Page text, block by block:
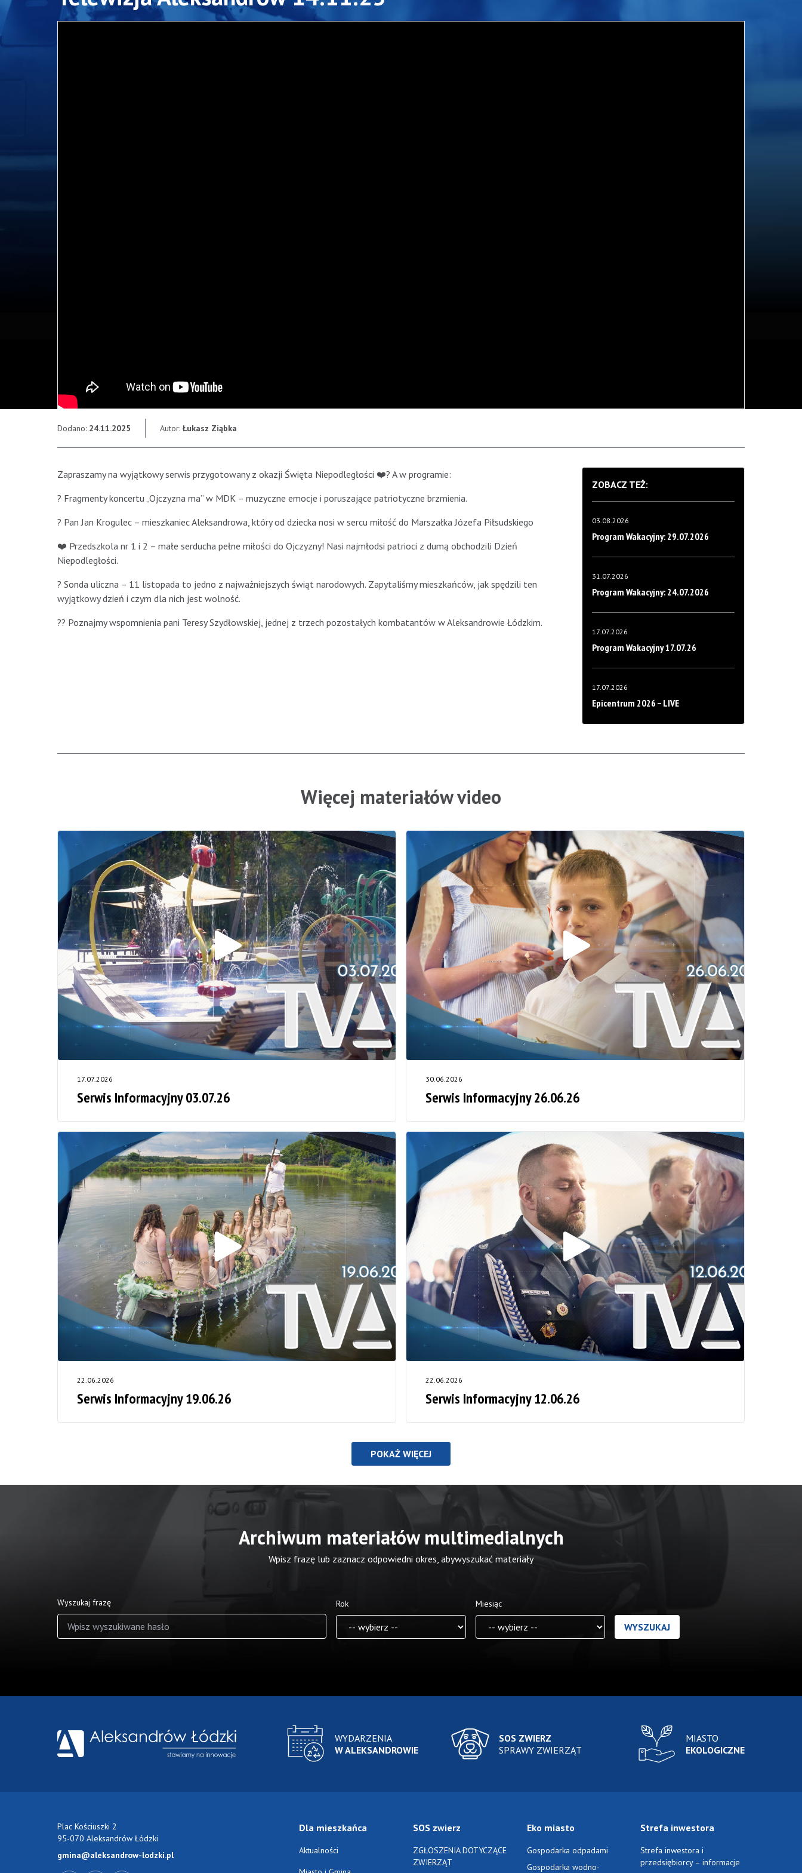
Dodano: 24.11.2025 Autor: Łukasz Ziąbka
Zapraszamy na wyjątkowy serwis przygotowany z okazji Święta Niepodległości ❤️? A w programie:
? Fragmenty koncertu „Ojczyzna ma” w MDK – muzyczne emocje i poruszające patriotyczne brzmienia.
? Pan Jan Krogulec – mieszkaniec Aleksandrowa, który od dziecka nosi w sercu miłość do Marszałka Józefa Piłsudskiego
❤️ Przedszkola nr 1 i 2 – małe serducha pełne miłości do Ojczyzny! Nasi najmłodsi patrioci z dumą obchodzili Dzień
Niepodległości.
? Sonda uliczna – 11 listopada to jedno z najważniejszych świąt narodowych. Zapytaliśmy mieszkańców, jak spędzili ten
wyjątkowy dzień i czym dla nich jest wolność.
?? Poznajmy wspomnienia pani Teresy Szydłowskiej, jednej z trzech pozostałych kombatantów w Aleksandrowie Łódzkim.
ZOBACZ TEŻ:
03.08.2026
Program Wakacyjny: 29.07.2026
31.07.2026
Program Wakacyjny: 24.07.2026
17.07.2026
Program Wakacyjny 17.07.26
17.07.2026
Epicentrum 2026 – LIVE
Więcej materiałów video
17.07.2026
Serwis Informacyjny 03.07.26
30.06.2026
Serwis Informacyjny 26.06.26
22.06.2026
Serwis Informacyjny 19.06.26
22.06.2026
Serwis Informacyjny 12.06.26
POKAŻ WIĘCEJ
Archiwum materiałów multimedialnych
Wpisz frazę lub zaznacz odpowiedni okres, abywyszukać materiały
Wyszukaj frazę Rok Miesiąc
WYDARZENIA
W ALEKSANDROWIE
SOS ZWIERZ
SPRAWY ZWIERZĄT
MIASTO
EKOLOGICZNE
Plac Kościuszki 2
95-070 Aleksandrów Łódzki
gmina@aleksandrow-lodzki.pl
Dla mieszkańca
Aktualności
SOS zwierz
ZGŁOSZENIA DOTYCZĄCE
ZWIERZĄT
Eko miasto
Gospodarka odpadami
Gospodarka wodno-
Strefa inwestora
Strefa inwestora i
przedsiębiorcy – informacje